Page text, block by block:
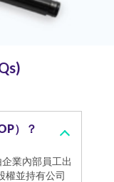
）？
業內部員工出
權並持有公司